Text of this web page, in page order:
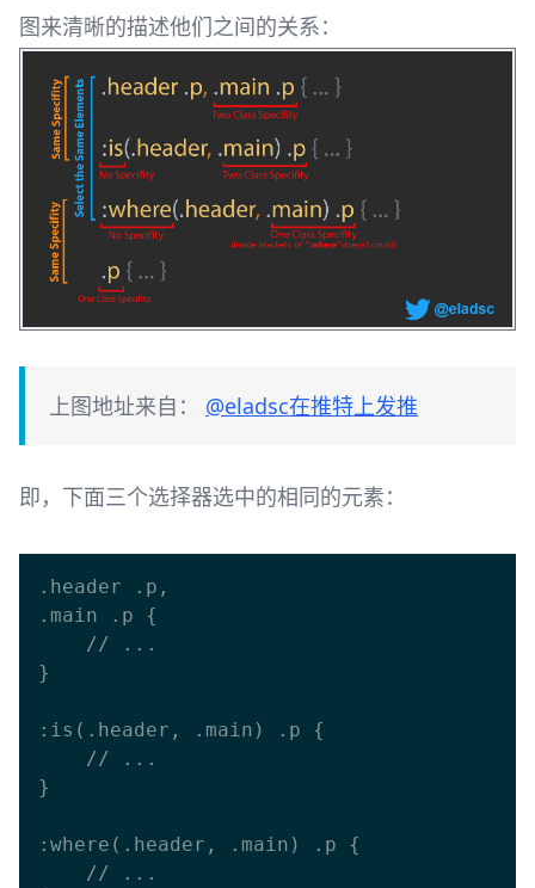
图来清晰的描述他们之间的关系： ​
上图地址来自： @eladsc在推特上发推
即，下面三个选择器选中的相同的元素：
.header .p,
.main .p {
}
:is(.header, .main) .p {
}
:where(.header, .main) .p {